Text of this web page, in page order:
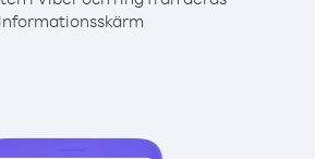
informationsskärm